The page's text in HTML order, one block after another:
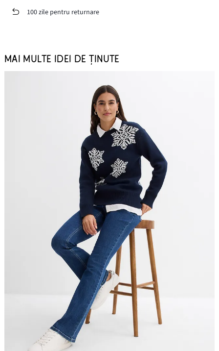
100 zile pentru returnare
MAI MULTE IDEI DE ȚINUTE